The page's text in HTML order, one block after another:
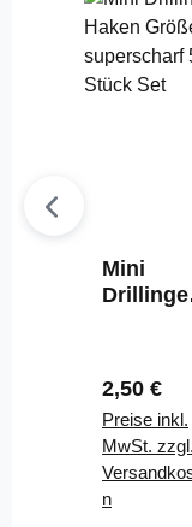
Mini
Drillinge
f 5 Stück
Set
2,50 €
Preise inkl.
MwSt. zzgl.
n